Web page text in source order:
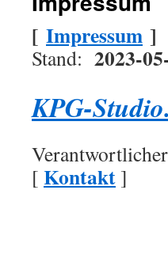
[ Impressum ]
Stand: 2023-
KPG-
[ Kontakt ]